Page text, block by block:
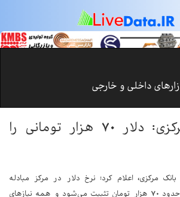
داخلی و خارجی
رئیس بانک مرکزی: دلار ۷۰ هزار تومانی را
مرکزی، اعلام کرد: نرخ دلار در مرکز مبادله
رسمی به‌طور ثابت در حدود ۷۰ هزار تومان تثبیت می‌شود و همه نیازهای